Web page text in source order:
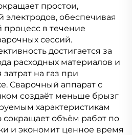
простои,
электродов, обеспечивая
в течение
сессий.
достигается за
расходных материалов и
на газ при
Сварочный аппарат с
создаёт меньше брызг
характеристикам
сокращает объём работ по
и экономит ценное время